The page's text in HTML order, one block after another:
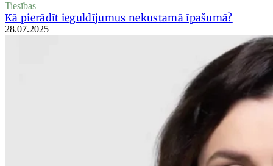
Tiesības
Kā pierādīt ieguldījumus nekustamā īpašumā?
28.07.2025